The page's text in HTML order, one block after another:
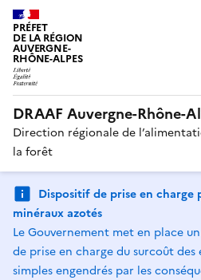
PRÉFET
DE LA RÉGION
AUVERGNE-
RHÔNE-ALPES
DRAAF Auvergne-Rhône-
Direction régionale de
la forêt
Dispositif de prise en charge
minéraux azotés
Le Gouvernement met en place
de prise en charge du surcoût des
simples engendrés par les